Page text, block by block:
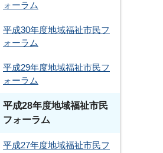
ォーラム
平成30年度地域福祉市民フ
ォーラム
平成29年度地域福祉市民フ
ォーラム
平成28年度地域福祉市民
フォーラム
平成27年度地域福祉市民フ